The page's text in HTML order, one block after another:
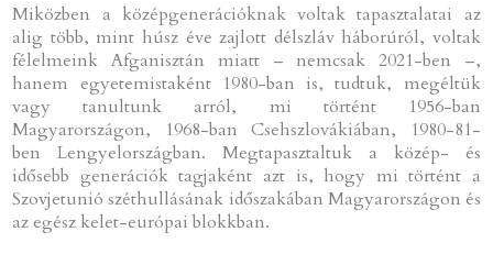
Miközben a középgenerációknak voltak tapasztalatai az
alig több, mint húsz éve zajlott délszláv háborúról, voltak
félelmeink Afganisztán miatt – nemcsak 2021-ben –,
hanem egyetemistaként 1980-ban is, tudtuk, megéltük
vagy tanultunk arról, mi történt 1956-ban
Magyarországon, 1968-ban Csehszlovákiában, 1980-81-
ben Lengyelországban. Megtapasztaltuk a közép- és
idősebb generációk tagjaként azt is, hogy mi történt a
Szovjetunió széthullásának időszakában Magyarországon és
az egész kelet-európai blokkban.